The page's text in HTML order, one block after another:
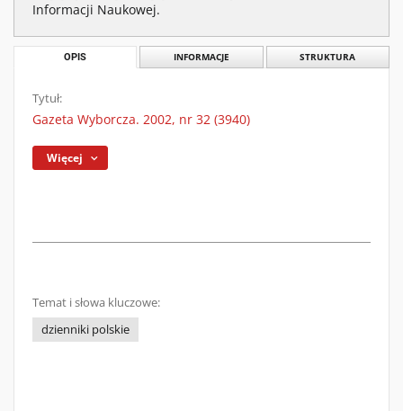
Informacji Naukowej.
OPIS INFORMACJE STRUKTURA
Tytuł:
Gazeta Wyborcza. 2002, nr 32 (3940)
Więcej
Temat i słowa kluczowe:
dzienniki polskie